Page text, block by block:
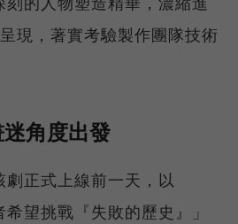
現，著實考驗製作團隊技術
角度出發
劇正式上線前一天，以
希望挑戰『失敗的歷史』」